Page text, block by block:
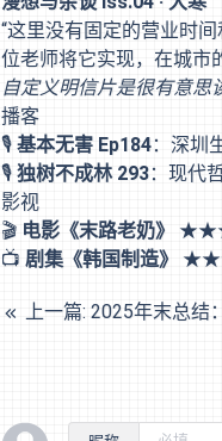
“这里没有固定的营业时
位老师将它实现，在城市
自定义明信片是很有意思
播客
🎙️ 基本无害 Ep184： 深圳
🎙️ 独树不成林 293： 现代
影视
🎬 电影《末路老奶》
📺 剧集《韩国制造》
上一篇: 2025年末总结